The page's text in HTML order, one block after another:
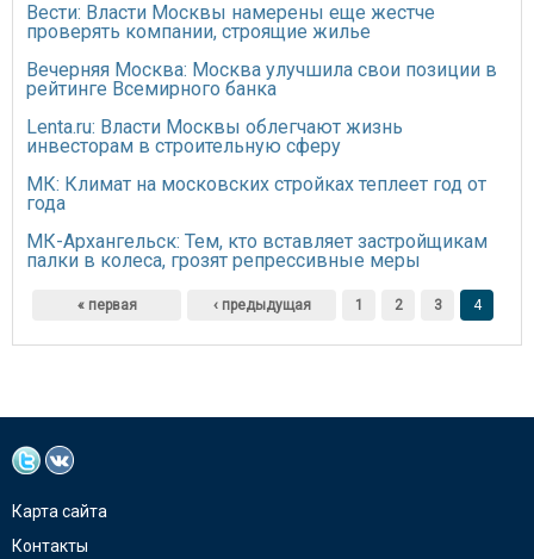
Вести: Власти Москвы намерены еще жестче
проверять компании, строящие жилье
Вечерняя Москва: Москва улучшила свои позиции в
рейтинге Всемирного банка
Lenta.ru: Власти Москвы облегчают жизнь
инвесторам в строительную сферу
МК: Климат на московских стройках теплеет год от
года
МК-Архангельск: Тем, кто вставляет застройщикам
палки в колеса, грозят репрессивные меры
Страницы
« первая ‹ предыдущая 1 2 3 4
Карта сайта
Контакты